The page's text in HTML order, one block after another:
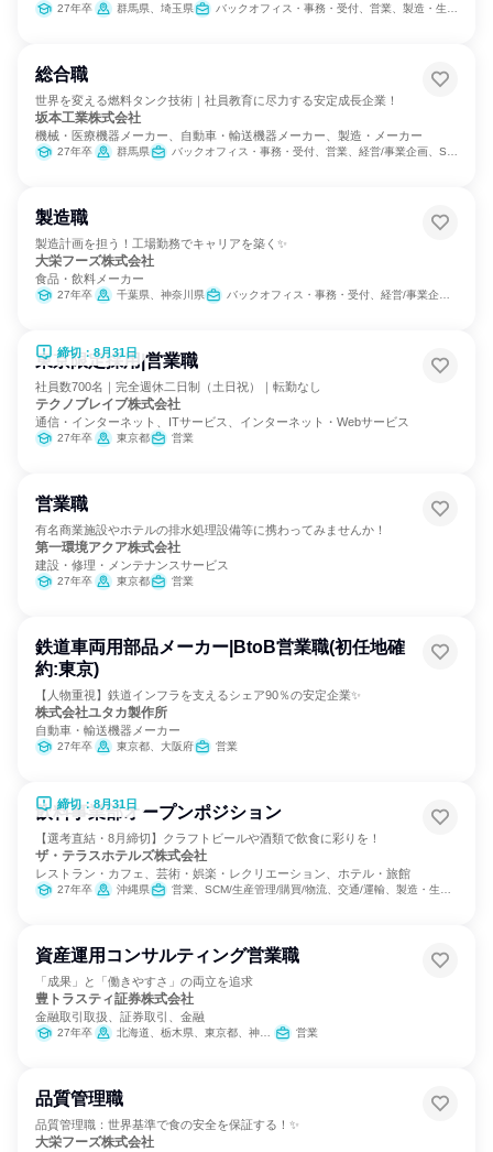
27年卒 群馬県、埼玉県 バックオフィス・事務・受付、営業、製造・生産工程、SCM/生産管理/購買/物流、経理/税務/財務、人事、クリエイティブ/デザイン職
総合職
世界を変える燃料タンク技術｜社員教育に尽力する安定成長企業！
坂本工業株式会社
機械・医療機器メーカー、自動車・輸送機器メーカー、製造・メーカー
27年卒 群馬県 バックオフィス・事務・受付、営業、経営/事業企画、SCM/生産管理/購買/物流、経理/税務/財務、人事、総務
製造職
製造計画を担う！工場勤務でキャリアを築く✨
大栄フーズ株式会社
食品・飲料メーカー
27年卒 千葉県、神奈川県 バックオフィス・事務・受付、経営/事業企画、営業、製造・生産工程、SCM/生産管理/購買/物流、商品企画
締切：8月31日
東京限定採用|営業職
社員数700名｜完全週休二日制（土日祝）｜転勤なし
テクノブレイブ株式会社
通信・インターネット、ITサービス、インターネット・Webサービス
27年卒 東京都 営業
営業職
有名商業施設やホテルの排水処理設備等に携わってみませんか！
第一環境アクア株式会社
建設・修理・メンテナンスサービス
27年卒 東京都 営業
鉄道車両用部品メーカー|BtoB営業職(初任地確
約:東京)
【人物重視】鉄道インフラを支えるシェア90％の安定企業✨
株式会社ユタカ製作所
自動車・輸送機器メーカー
27年卒 東京都、大阪府 営業
締切：8月31日
飲料事業部オープンポジション
【選考直結・8月締切】クラフトビールや酒類で飲食に彩りを！
ザ・テラスホテルズ株式会社
レストラン・カフェ、芸術・娯楽・レクリエーション、ホテル・旅館
27年卒 沖縄県 営業、SCM/生産管理/購買/物流、交通/運輸、製造・生産工程
資産運用コンサルティング営業職
「成果」と「働きやすさ」の両立を追求
豊トラスティ証券株式会社
金融取引取扱、証券取引、金融
27年卒 北海道、栃木県、東京都、神奈川県、石川県、愛知県、大阪府、広島県、愛媛県、福岡県 営業
品質管理職
品質管理職：世界基準で食の安全を保証する！✨
大栄フーズ株式会社